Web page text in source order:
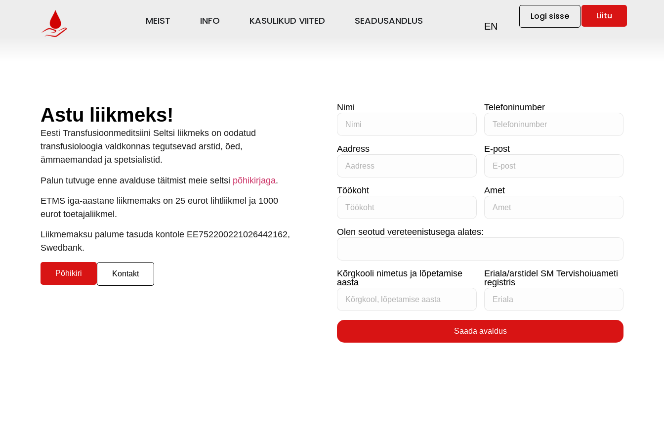
MEIST INFO KASULIKUD VIITED SEADUSANDLUS EN
Liitu
Logi sisse
Astu liikmeks!
Eesti Transfusioonmeditsiini Seltsi liikmeks on oodatud
transfusioloogia valdkonnas tegutsevad arstid, õed,
ämmaemandad ja spetsialistid.
Palun tutvuge enne avalduse täitmist meie seltsi põhikirjaga.
ETMS iga-aastane liikmemaks on 25 eurot lihtliikmel ja 1000
eurot toetajaliikmel.
Liikmemaksu palume tasuda kontole EE752200221026442162,
Swedbank.
Põhikiri Kontakt
Nimi Telefoninumber
Aadress E-post
Töökoht Amet
Olen seotud vereteenistusega alates:
Kõrgkooli nimetus ja lõpetamise
aasta
Eriala/arstidel SM Tervishoiuameti
registris
Saada avaldus